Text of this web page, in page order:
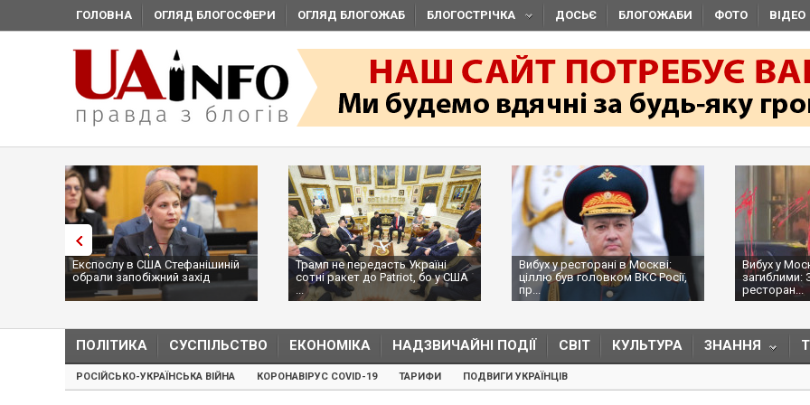
ГОЛОВНА ОГЛЯД БЛОГОСФЕРИ ОГЛЯД БЛОГОЖАБ БЛОГОСТРІЧКА ДОСЬЄ БЛОГОЖАБИ ФОТО ВІДЕО
Експослу в США Стефанішиній
обрали запобіжний захід
Трамп не передасть Україні
сотні ракет до Patriot, бо у США
...
Вибух у ресторані в Москві:
ціллю був головком ВКС Росії,
пр...
Вибух у
загиблими:
ресторан...
ПОЛІТИКА СУСПІЛЬСТВО ЕКОНОМІКА НАДЗВИЧАЙНІ ПОДІЇ СВІТ КУЛЬТУРА ЗНАННЯ
РОСІЙСЬКО-УКРАЇНСЬКА ВІЙНА КОРОНАВІРУС COVID-19 ТАРИФИ ПОДВИГИ УКРАЇНЦІВ